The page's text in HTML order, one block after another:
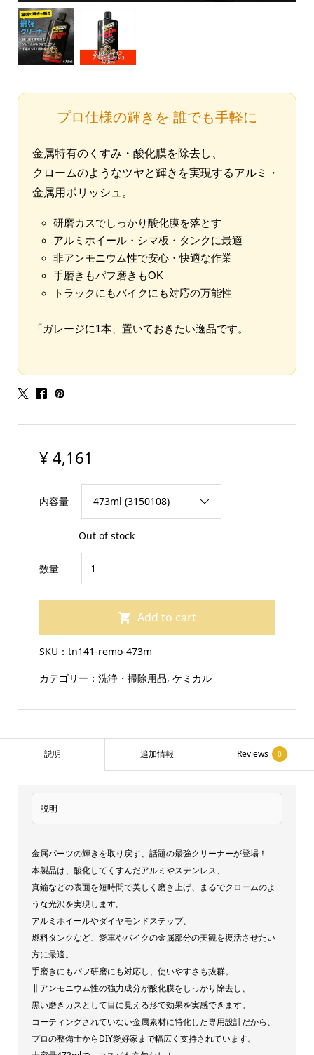
プロ仕様の輝きを 誰でも手軽に
金属特有のくすみ・酸化膜を除去し、
クロームのようなツヤと輝きを実現するアルミ・
金属用ポリッシュ。
研磨カスでしっかり酸化膜を落とす
アルミホイール・シマ板・タンクに最適
非アンモニウム性で安心・快適な作業
手磨きもパフ磨きもOK
トラックにもバイクにも対応の万能性
「ガレージに1本、置いておきたい逸品です。
¥ 4,161
内容量
Out of stock
数量
ラ
ッ
【BUSCH
ス
ー
イ
ル
ミ・
ポ
リ
ッ
ュ】
噂
の
最
Add to cart
SKU： tn141-remo-473m
カテゴリー： 洗浄・掃除用品, ケミカル
説明 追加情報 Reviews 0
説明
金属パーツの輝きを取り戻す、話題の最強クリーナーが登場！
本製品は、酸化してくすんだアルミやステンレス、
真鍮などの表面を短時間で美しく磨き上げ、まるでクロームのよ
うな光沢を実現します。
アルミホイールやダイヤモンドステップ、
燃料タンクなど、愛車やバイクの金属部分の美観を復活させたい
方に最適。
手磨きにもパフ研磨にも対応し、使いやすさも抜群。
非アンモニウム性の強力成分が酸化膜をしっかり除去し、
黒い磨きカスとして目に見える形で効果を実感できます。
コーティングされていない金属素材に特化した専用設計だから、
プロの整備士からDIY愛好家まで幅広く支持されています。